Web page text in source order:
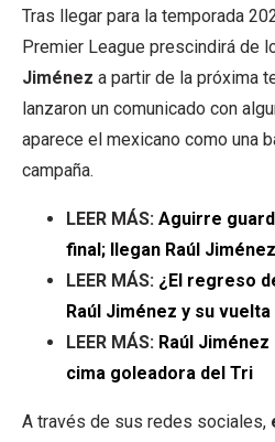
Tras llegar para la temporada
Premier League prescindirá de
Jiménez a partir de la próxima
lanzaron un comunicado con
aparece el mexicano como una
campaña.
LEER MÁS: Aguirre
final; llegan Raúl
LEER MÁS: ¿El regreso
Raúl Jiménez y su
LEER MÁS: Raúl
cima goleadora del Tri
A través de sus redes sociales,